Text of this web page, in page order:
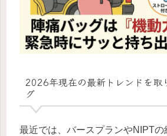
2026年現在の最新トレンドを取
グ
最近では、バースプランやNIPT